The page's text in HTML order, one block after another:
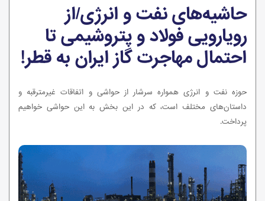
حاشیه‌های نفت و انرژی/از
رویارویی فولاد و پتروشیمی تا
احتمال مهاجرت گاز ایران به قطر!
حوزه نفت و انرژی همواره سرشار از حواشی و اتفاقات غیرمترقبه و
داستان‌های مختلف است، که در این بخش به این حواشی خواهیم
پرداخت.